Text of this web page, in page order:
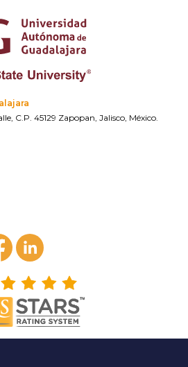
C.P. 45129 Zapopan, Jalisco, México.